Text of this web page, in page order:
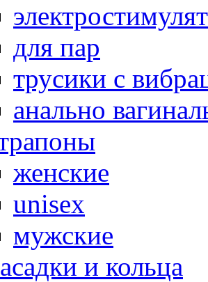
для пар
трусики с
анально
женские
unisex
мужские
и кольца